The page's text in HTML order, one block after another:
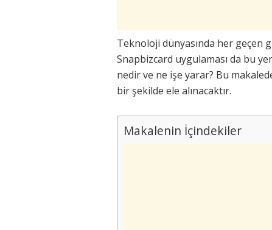
Teknoloji dünyasında her geçen
Snapbizcard uygulaması da bu
nedir ve ne işe yarar? Bu
bir şekilde ele alınacaktır.
Makalenin İçindekiler